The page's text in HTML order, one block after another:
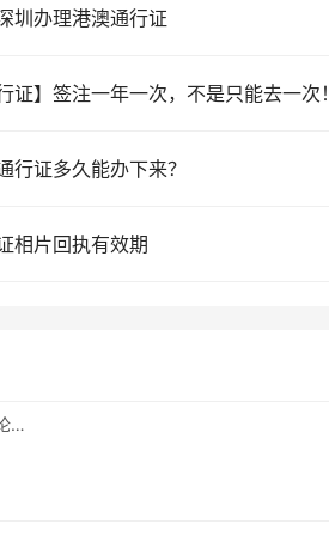
圳办理港澳通行证
证】签注一年一次，不是只能去一次！
行证多久能办下来？
相片回执有效期